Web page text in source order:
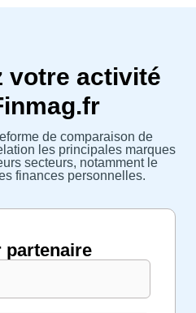
votre activité
de comparaison de
les principales marques
secteurs, notamment le
finances personnelles.
partenaire